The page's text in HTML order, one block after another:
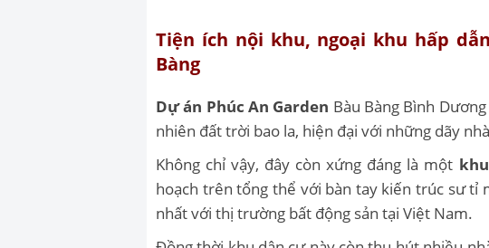
Tiện ích nội khu, ngoại khu hấp
Bàng
Dự án Phúc An Garden Bàu Bàng Bình
nhiên đất trời bao la, hiện đại với những dãy
Không chỉ vậy, đây còn xứng đáng là một
hoạch trên tổng thể với bàn tay kiến trúc sư tỉ
nhất với thị trường bất động sản tại Việt Nam.